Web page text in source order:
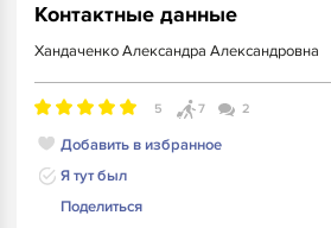
Контактные данные
Хандаченко Александра Александровна
5 7 2
Добавить в избранное
Я тут был
Поделиться